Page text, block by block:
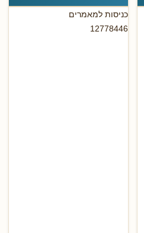
כניסות למאמרים
12778446